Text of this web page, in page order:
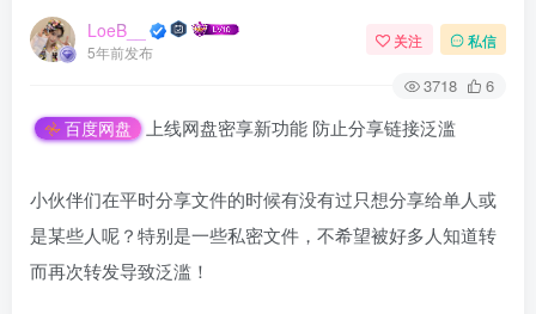
LoeB__
5年前发布
关注 私信
3718 6
百度网盘 上线网盘密享新功能 防止分享链接泛滥
小伙伴们在平时分享文件的时候有没有过只想分享给单人或
是某些人呢？特别是一些私密文件，不希望被好多人知道转
而再次转发导致泛滥！